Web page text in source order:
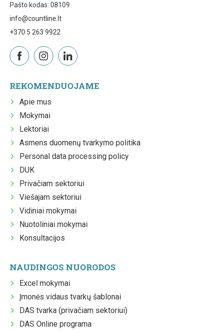
Pašto kodas: 08109
info@countline.lt
+370 5 263 9922
REKOMENDUOJAME
Apie mus
Mokymai
Lektoriai
Asmens duomenų tvarkymo politika
Personal data processing policy
DUK
Privačiam sektoriui
Viešajam sektoriui
Vidiniai mokymai
Nuotoliniai mokymai
Konsultacijos
NAUDINGOS NUORODOS
Excel mokymai
Įmonės vidaus tvarkų šablonai
DAS tvarka (privačiam sektoriui)
DAS Online programa